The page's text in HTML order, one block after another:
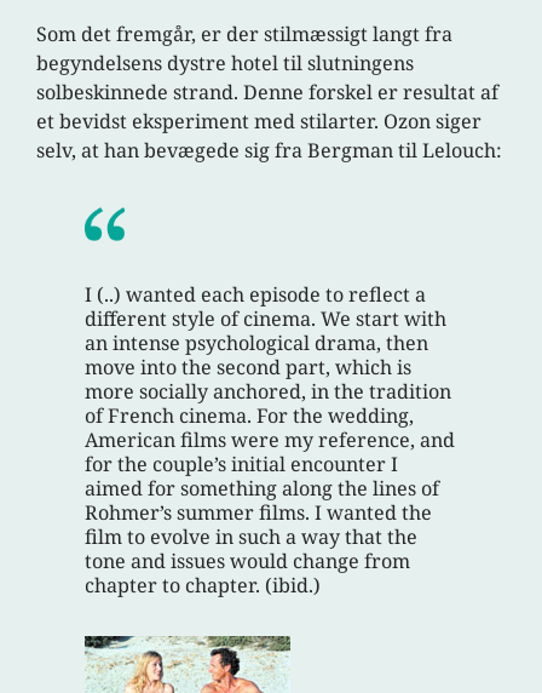
Som det fremgår, er der stilmæssigt langt fra
begyndelsens dystre hotel til slutningens
solbeskinnede strand. Denne forskel er resultat af
et bevidst eksperiment med stilarter. Ozon siger
selv, at han bevægede sig fra Bergman til Lelouch:
I (..) wanted each episode to reflect a
different style of cinema. We start with
an intense psychological drama, then
move into the second part, which is
more socially anchored, in the tradition
of French cinema. For the wedding,
American films were my reference, and
for the couple’s initial encounter I
aimed for something along the lines of
Rohmer’s summer films. I wanted the
film to evolve in such a way that the
tone and issues would change from
chapter to chapter. (ibid.)